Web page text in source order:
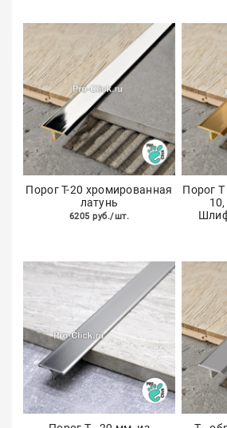
Порог Т-20 хромированная
латунь
6205 руб./шт.
Порог